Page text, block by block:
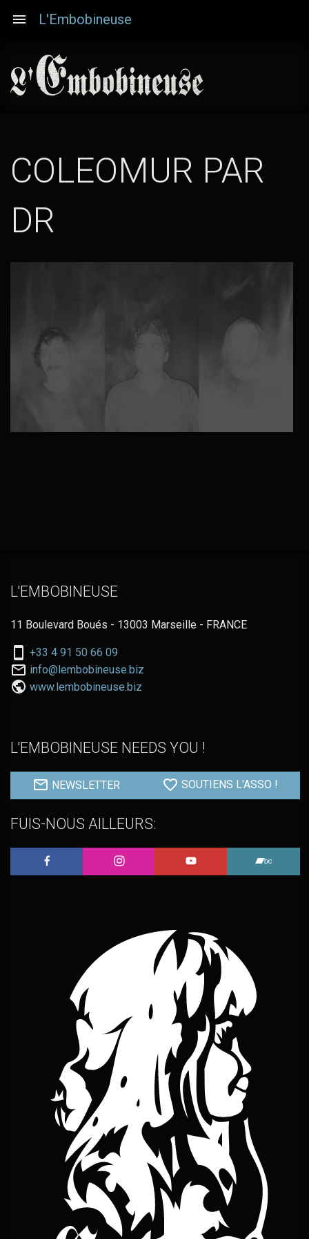
principal
L'Embobineuse
COLEOMUR PAR
DR
LES
AFFICHES
L'EMBOBINEUSE
11 Boulevard Boués - 13003 Marseille - FRANCE
Nous
téléphoner
au:
+33 4 91 50 66 09
Nous
contacter
info@lembobineuse.biz
www.lembobineuse.biz
L'EMBOBINEUSE NEEDS YOU !
NEWSLETTER SOUTIENS L'ASSO !
FUIS-NOUS AILLEURS:
L'Embobineuse sur FacebookL'Embobineuse sur Instagram
L'Embobineuse sur